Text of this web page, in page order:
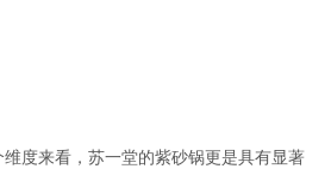
度来看，苏一堂的紫砂锅更是具有显著